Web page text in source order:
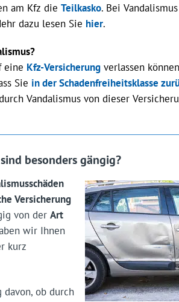
am Kfz die Teilkasko. Bei
dazu lesen Sie hier.
eine Kfz-Versicherungverlassen
Sie in der Schadenfreiheitsklasse
Vandalismus von dieser
besonders gängig?
Versicherung
von der Art
wir Ihnen
kurz
davon, ob durch